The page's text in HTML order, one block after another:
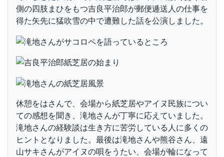
側の四肢まひをもつ吉良平治郎が郵便逓送人の仕事を
得た矢先に猛吹雪の中で遭難した話を公演しました。
休憩をはさんで、会場から紙芝居やアイヌ民族につい
ての感想を聞き、滝地さんが丁寧に応えていました。
滝地さんの経験談は生き方に苦労している人に多くの
ヒントとなりました。最後は滝地さんや熊谷さん、遠
山サキさんがアイヌの唄をうたい、会場が輪になって